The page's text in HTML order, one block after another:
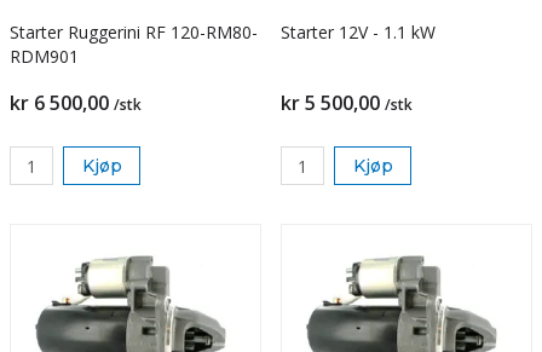
Starter Ruggerini RF 120-RM80-
RDM901
kr 6 500,00 /stk
Kjøp
Starter 12V - 1.1 kW
kr 5 500,00 /stk
Kjøp